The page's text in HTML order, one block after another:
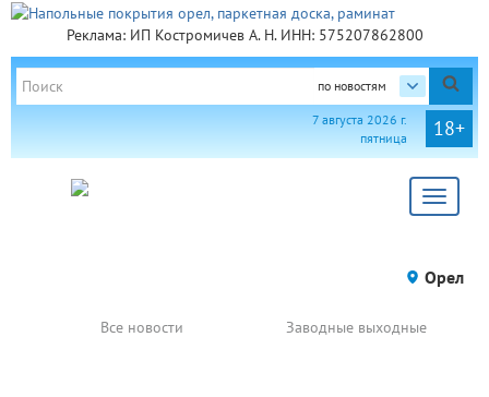
Реклама: ИП Костромичев А. Н. ИНН: 575207862800
по новостям
18+
7 августа 2026 г.
пятница
Toggle
Орел
Все новости Заводные выходные